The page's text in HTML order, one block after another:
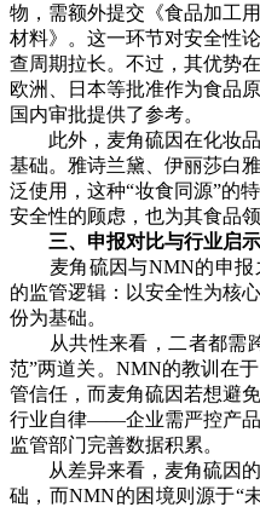
物，需额外提交《食品加工
材料》。这一环节对安全性
查周期拉长。不过，其优势
欧洲、日本等批准作为食品
国内审批提供了参考。
此外，麦角硫因在化妆品
基础。雅诗兰黛、伊丽莎白
泛使用，这种“妆食同源”的
安全性的顾虑，也为其食品
三、申报对比与行业启示
麦角硫因与NMN的申报
的监管逻辑：以安全性为核
份为基础。
从共性来看，二者都需跨
范”两道关。NMN的教训在
管信任，而麦角硫因若想避
行业自律——企业需严控产
监管部门完善数据积累。
从差异来看，麦角硫因的
础，而NMN的困境则源于“